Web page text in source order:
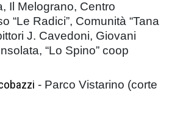
Il Melograno, Centro
“Le Radici”, Comunità “Tana
J. Cavedoni, Giovani
“Lo Spino” coop
- Parco Vistarino (corte